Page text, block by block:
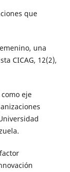
que
una
CICAG, 12(2),
eje